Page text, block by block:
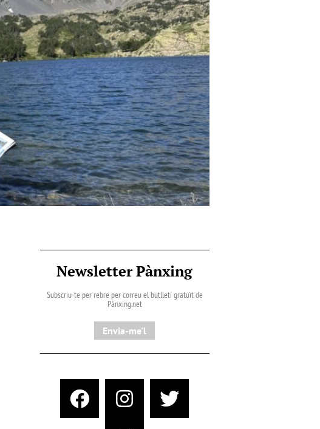
Newsletter Pànxing
Subscriu-te per rebre per correu el butlletí gratuït de
Pànxing.net​
Envia-me'l